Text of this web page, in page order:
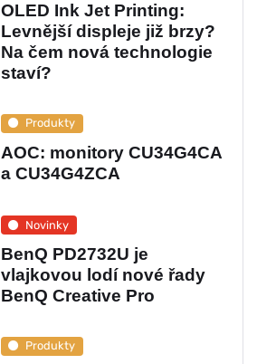
OLED Ink Jet Printing:
Levnější displeje již brzy?
Na čem nová technologie
staví?
Produkty
AOC: monitory CU34G4CA
a CU34G4ZCA
Novinky
BenQ PD2732U je
vlajkovou lodí nové řady
BenQ Creative Pro
Produkty